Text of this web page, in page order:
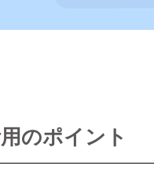
のポイント